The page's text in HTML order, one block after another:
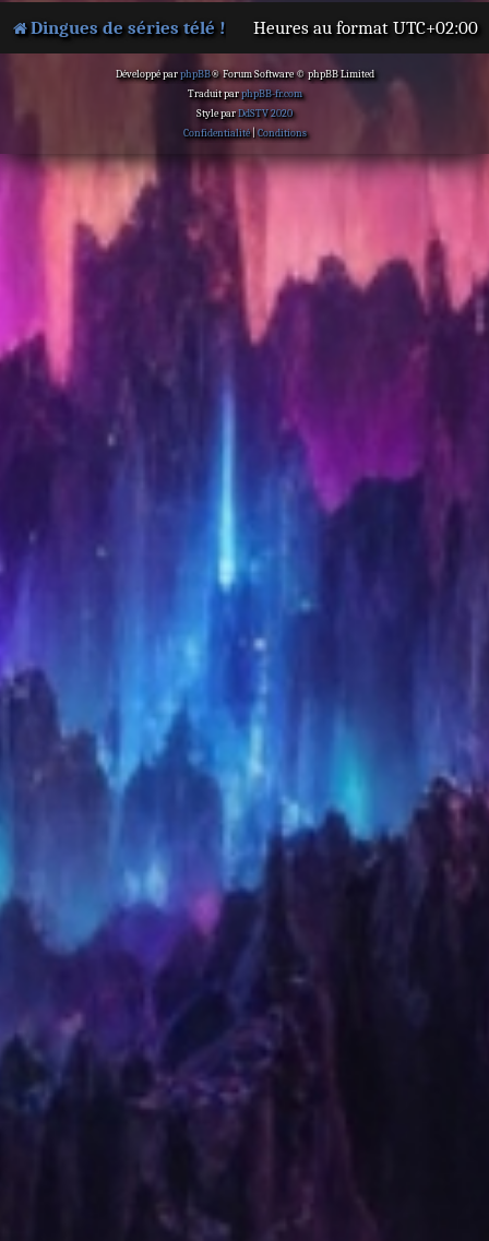
Dingues de séries télé ! Heures au format UTC+02:00
Développé parphpBB® Forum Software © phpBB Limited
Traduit parphpBB-fr.com
Style parDdSTV 2020
Confidentialité|Conditions